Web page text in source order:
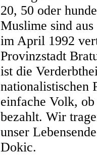
20, 50 oder
Muslime sind
im April 1992
Provinzstadt
ist die
nationalistischen
einfache Volk,
bezahlt. Wir
unser
Dokic.